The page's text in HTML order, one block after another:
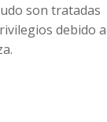
son tratadas
debido a